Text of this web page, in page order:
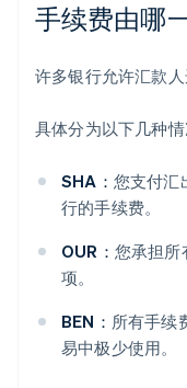
手续费由哪
许多银行允许汇款
具体分为以下几种情
SHA： 您支付汇
行的手续费。
OUR： 您承担所
项。
BEN： 所有手续
易中极少使用。